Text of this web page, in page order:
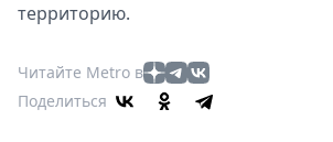
территорию.
Читайте Metro в
Поделиться